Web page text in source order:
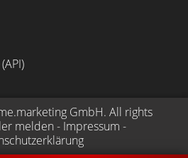
GmbH. All rights
melden - Impressum -